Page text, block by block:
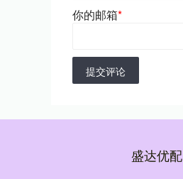
你的邮箱*
提交评论
盛达优配